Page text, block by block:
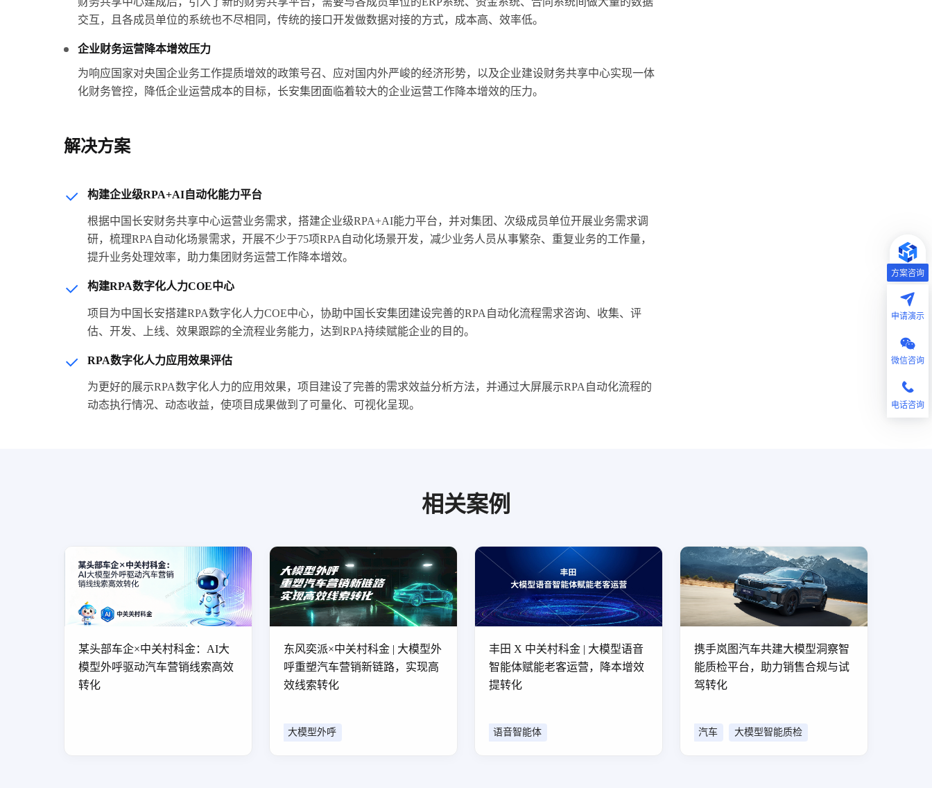
交互，且各成员单位的系统也不尽相同，传统的接口开发做数据对接的方式，成本高、效率低。
企业财务运营降本增效压力
为响应国家对央国企业务工作提质增效的政策号召、应对国内外严峻的经济形势，以及企业建设财务共享中心实现一体
化财务管控，降低企业运营成本的目标，长安集团面临着较大的企业运营工作降本增效的压力。
解决方案
构建企业级RPA+AI自动化能力平台
根据中国长安财务共享中心运营业务需求，搭建企业级RPA+AI能力平台，并对集团、次级成员单位开展业务需求调
研，梳理RPA自动化场景需求，开展不少于75项RPA自动化场景开发，减少业务人员从事繁杂、重复业务的工作量，
提升业务处理效率，助力集团财务运营工作降本增效。
构建RPA数字化人力COE中心
项目为中国长安搭建RPA数字化人力COE中心，协助中国长安集团建设完善的RPA自动化流程需求咨询、收集、评
估、开发、上线、效果跟踪的全流程业务能力，达到RPA持续赋能企业的目的。
RPA数字化人力应用效果评估
为更好的展示RPA数字化人力的应用效果，项目建设了完善的需求效益分析方法，并通过大屏展示RPA自动化流程的
动态执行情况、动态收益，使项目成果做到了可量化、可视化呈现。
相关案例
某头部车企×中关村科金：AI大
模型外呼驱动汽车营销线索高效
转化
东风奕派×中关村科金 | 大模型外
呼重塑汽车营销新链路，实现高
效线索转化
大模型外呼
丰田 X 中关村科金 | 大模型语音
智能体赋能老客运营，降本增效
提转化
语音智能体
携手岚图汽车共建大模型洞察智
能质检平台，助力销售合规与试
驾转化
汽车
大模型智能质检
方案咨询
申请演示
微信咨询
电话咨询